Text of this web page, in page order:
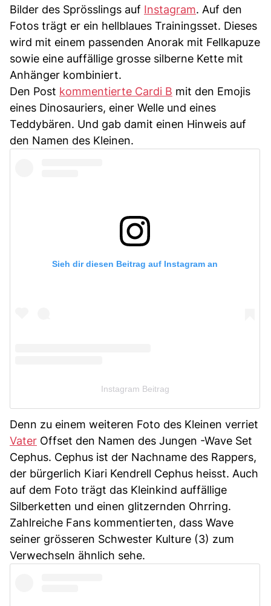
Bilder des Sprösslings auf Instagram. Auf den
Fotos trägt er ein hellblaues Trainingsset. Dieses
wird mit einem passenden Anorak mit Fellkapuze
sowie eine auffällige grosse silberne Kette mit
Anhänger kombiniert.
Den Post kommentierte Cardi B mit den Emojis
eines Dinosauriers, einer Welle und eines
Teddybären. Und gab damit einen Hinweis auf
den Namen des Kleinen.
Sieh dir diesen Beitrag auf Instagram an
Instagram Beitrag
Denn zu einem weiteren Foto des Kleinen verriet
Vater Offset den Namen des Jungen -Wave Set
Cephus. Cephus ist der Nachname des Rappers,
der bürgerlich Kiari Kendrell Cephus heisst. Auch
auf dem Foto trägt das Kleinkind auffällige
Silberketten und einen glitzernden Ohrring.
Zahlreiche Fans kommentierten, dass Wave
seiner grösseren Schwester Kulture (3) zum
Verwechseln ähnlich sehe.